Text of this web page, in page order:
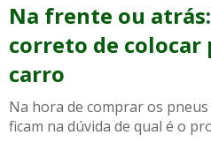
Na frente ou atrás:
correto de colocar
carro
Na hora de comprar os
ficam na dúvida de qual é o